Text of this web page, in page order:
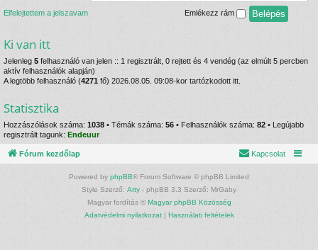
Elfelejtettem a jelszavam Emlékezz rám
Ki van itt
Jelenleg 5 felhasználó van jelen :: 1 regisztrált, 0 rejtett és 4 vendég (az elmúlt 5 percben
aktív felhasználók alapján)
A legtöbb felhasználó (4271 fő) 2026.08.05. 09:08-kor tartózkodott itt.
Statisztika
Hozzászólások száma: 1038 • Témák száma: 56 • Felhasználók száma: 82 • Legújabb
regisztrált tagunk: Endeuur
Fórum kezdőlap Kapcsolat
Powered by phpBB® Forum Software © phpBB Limited
Style Szerző: Arty - phpBB 3.3 Szerző: MrGaby
Magyar fordítás © Magyar phpBB Közösség
Adatvédelmi nyilatkozat| Használati feltételek